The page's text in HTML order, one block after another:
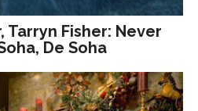
Tarryn Fisher: Never
De Soha